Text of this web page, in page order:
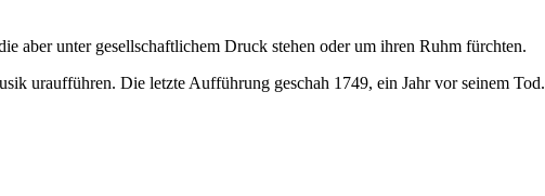
aber unter gesellschaftlichem Druck stehen oder um ihren Ruhm fürchten.
uraufführen. Die letzte Aufführung geschah 1749, ein Jahr vor seinem Tod.